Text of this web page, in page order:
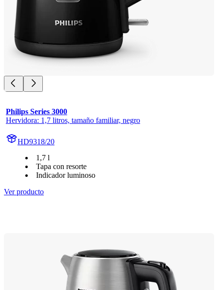
Philips Series 3000
Hervidora: 1,7 litros, tamaño familiar, negro
HD9318/20
1,7 l
Tapa con resorte
Indicador luminoso
Ver producto